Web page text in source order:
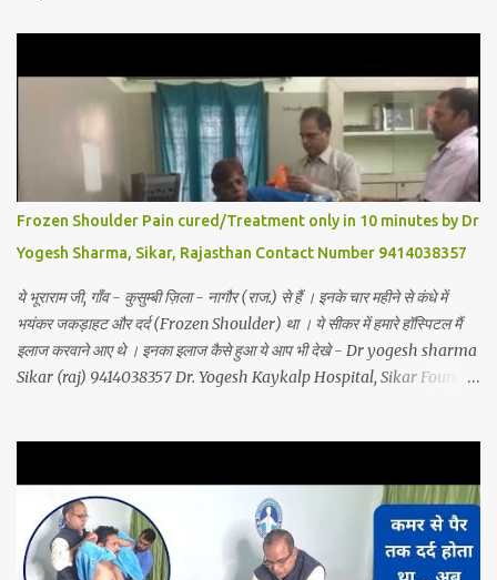
Frozen Shoulder Pain cured/Treatment only in 10 minutes by Dr
Yogesh Sharma, Sikar, Rajasthan Contact Number 9414038357
ये भूराराम जी, गाँव - कुसुम्बी ज़िला - नागौर (राज.) से हैं । इनके चार महीने से कंधे में
भयंकर जकड़ाहट और दर्द (Frozen Shoulder) था । ये सीकर में हमारे हॉस्पिटल मैं
इलाज करवाने आए थे । इनका इलाज कैसे हुआ ये आप भी देखे - Dr yogesh sharma
Sikar (raj) 9414038357 Dr. Yogesh Kaykalp Hospital, Sikar Founded
Cervical Disk Prolapse, Spondylitis, Tennis Elbow, Hip Joint Pain,
Knee Joint Pain, Planter Fascitis, Spine and Joints problems
without surgery by Ayurvedic Neuro Panchkarma Therapy.
Ayurvedic Neuro Panchkarma Therapy is a combination of